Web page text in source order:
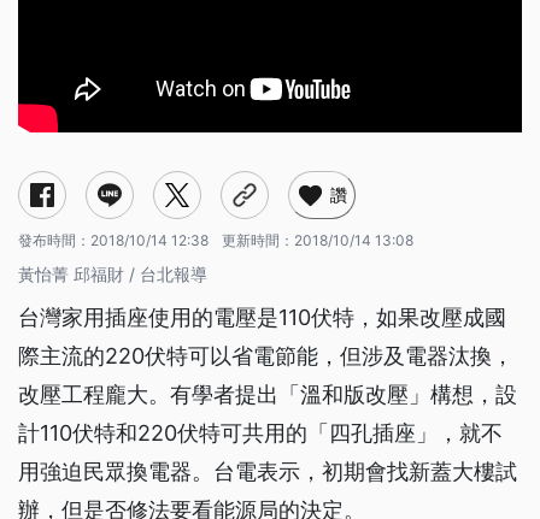
讚
發布時間： 2018/10/14 12:38 更新時間： 2018/10/14 13:08
黃怡菁 邱福財 / 台北報導
台灣家用插座使用的電壓是110伏特，如果改壓成國
際主流的220伏特可以省電節能，但涉及電器汰換，
改壓工程龐大。有學者提出「溫和版改壓」構想，設
計110伏特和220伏特可共用的「四孔插座」，就不
用強迫民眾換電器。台電表示，初期會找新蓋大樓試
辦，但是否修法要看能源局的決定。